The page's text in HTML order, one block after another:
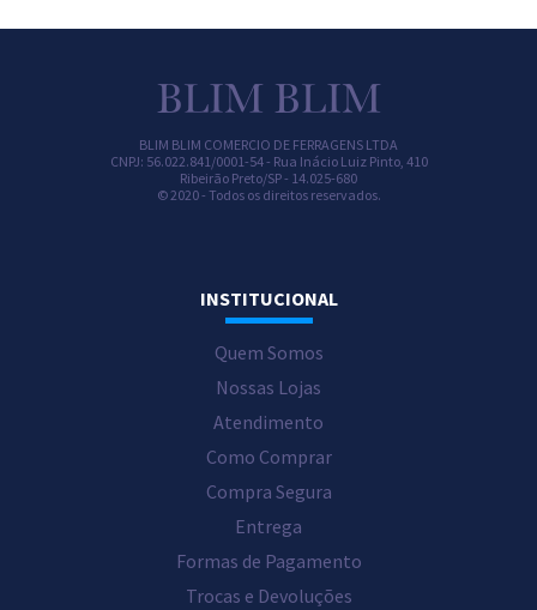
BLIM BLIM COMERCIO DE FERRAGENS LTDA
CNPJ: 56.022.841/0001-54 - Rua Inácio Luiz Pinto, 410
Ribeirão Preto/SP - 14.025-680
© 2020 - Todos os direitos reservados.
INSTITUCIONAL
Quem Somos
Nossas Lojas
Atendimento
Como Comprar
Compra Segura
Entrega
Formas de Pagamento
Trocas e Devoluções